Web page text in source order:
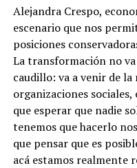
Alejandra Crespo,
escenario que nos
posiciones
La transformación no
caudillo: va a venir de
organizaciones
que esperar que nadie
tenemos que hacerlo
que pensar que es
acá estamos realmente